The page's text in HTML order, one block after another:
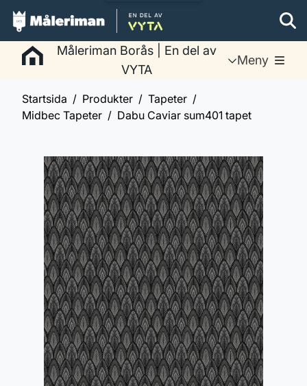
Måleriman Borås | En del av
VYTA
Meny
Startsida Produkter
Tapeter
Midbec Tapeter
Dabu Caviar sum401 tapet